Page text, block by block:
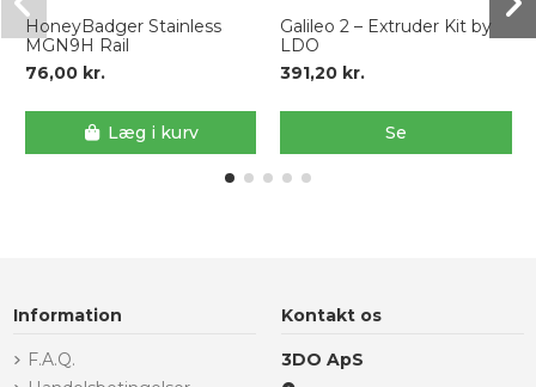
HoneyBadger Stainless
MGN9H Rail
76,00 kr.
Læg i kurv
Galileo 2 – Extruder Kit by
LDO
391,20 kr.
Se
Information
F.A.Q.
Kontakt os
3DO ApS